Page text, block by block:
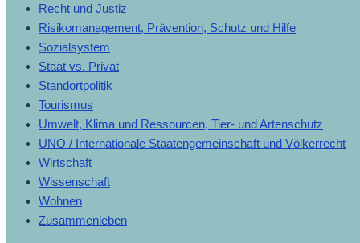
Recht und Justiz
Risikomanagement, Prävention, Schutz und Hilfe
Sozialsystem
Staat vs. Privat
Standortpolitik
Tourismus
Umwelt, Klima und Ressourcen, Tier- und Artenschutz
UNO / Internationale Staatengemeinschaft und Völkerrecht
Wirtschaft
Wissenschaft
Wohnen
Zusammenleben